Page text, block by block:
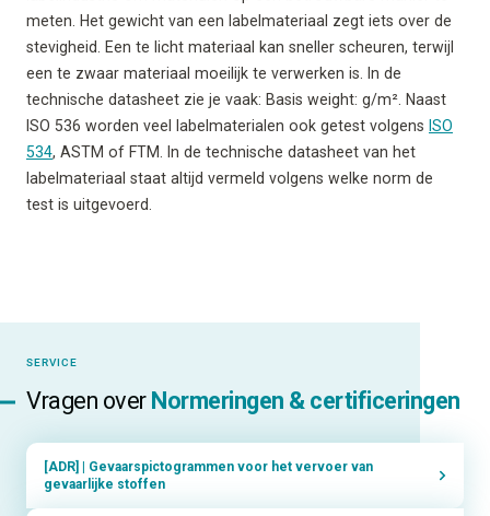
meten. Het gewicht van een labelmateriaal zegt iets over de
stevigheid. Een te licht materiaal kan sneller scheuren, terwijl
een te zwaar materiaal moeilijk te verwerken is. In de
technische datasheet zie je vaak: Basis weight: g/m². Naast
ISO 536 worden veel labelmaterialen ook getest volgens ISO
534, ASTM of FTM. In de technische datasheet van het
labelmateriaal staat altijd vermeld volgens welke norm de
test is uitgevoerd.
SERVICE
Vragen over Normeringen & certificeringen
[ADR] | Gevaarspictogrammen voor het vervoer van
gevaarlijke stoffen